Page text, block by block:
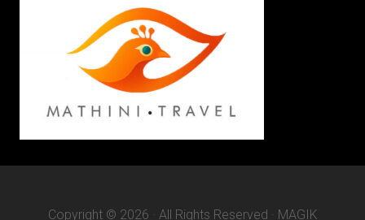
Copyright © 2026 · All Rights Reserved · MAGIK